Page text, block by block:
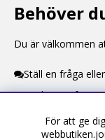
Behöver
Du är välkommen
Ställ en fråga
Kontaktuppgifter
För att ge